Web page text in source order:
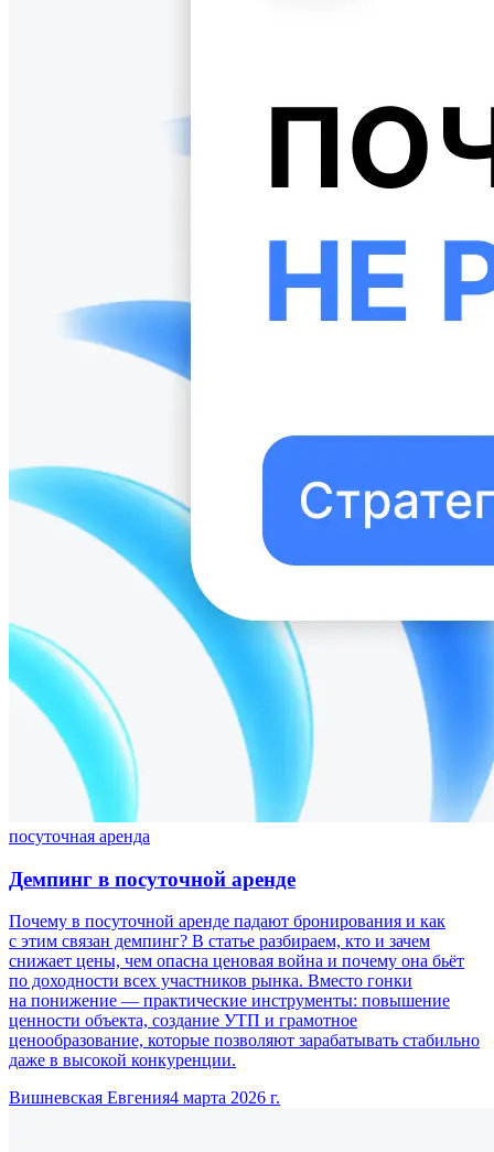
посуточная аренда
Демпинг в посуточной аренде
Почему в посуточной аренде падают бронирования и как
с этим связан демпинг? В статье разбираем, кто и зачем
снижает цены, чем опасна ценовая война и почему она бьёт
по доходности всех участников рынка. Вместо гонки
на понижение — практические инструменты: повышение
ценности объекта, создание УТП и грамотное
ценообразование, которые позволяют зарабатывать стабильно
даже в высокой конкуренции.
Вишневская Евгения4 марта 2026 г.